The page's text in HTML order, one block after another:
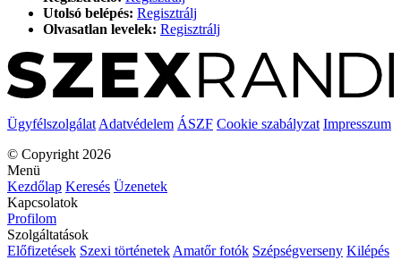
Utolsó belépés: Regisztrálj
Olvasatlan levelek: Regisztrálj
Ügyfélszolgálat Adatvédelem ÁSZF Cookie szabályzat Impresszum
© Copyright 2026
Menü
Kezdőlap Keresés Üzenetek
Kapcsolatok
Profilom
Szolgáltatások
Előfizetések Szexi történetek Amatőr fotók Szépségverseny Kilépés